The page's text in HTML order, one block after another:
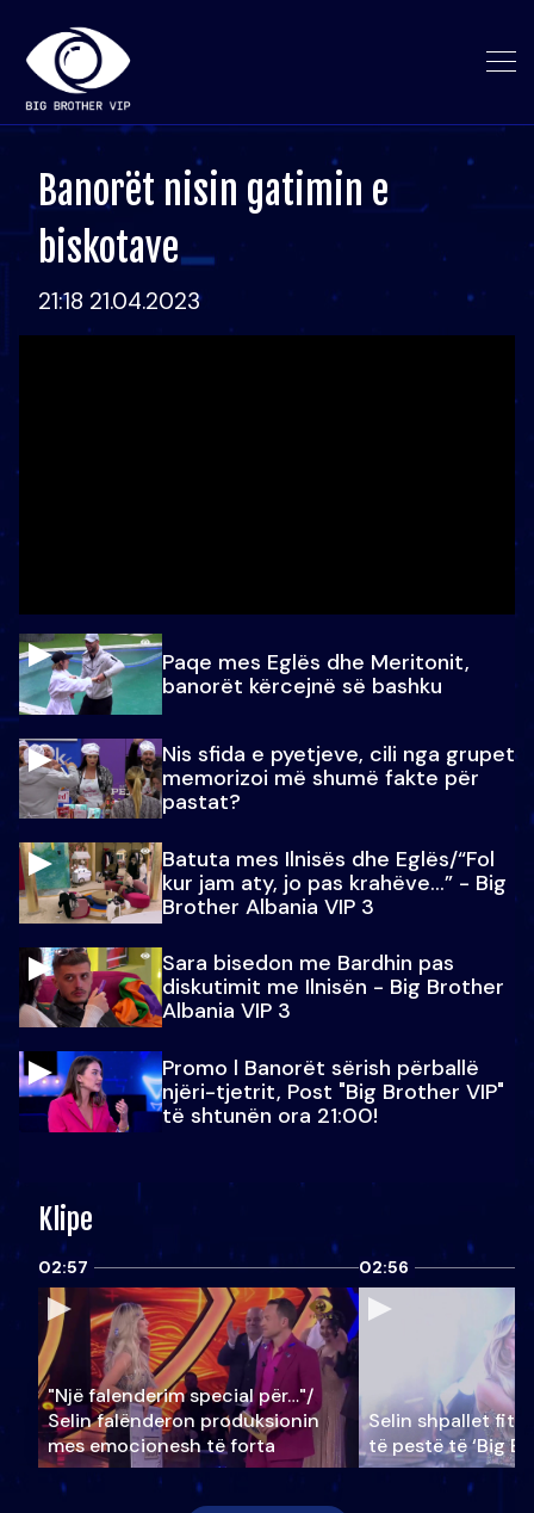
Banorët nisin gatimin e
biskotave
21:18 21.04.2023
Paqe mes Eglës dhe Meritonit,
banorët kërcejnë së bashku
Nis sfida e pyetjeve, cili nga grupet
memorizoi më shumë fakte për
pastat?
Batuta mes Ilnisës dhe Eglës/“Fol
kur jam aty, jo pas krahëve…” - Big
Brother Albania VIP 3
Sara bisedon me Bardhin pas
diskutimit me Ilnisën - Big Brother
Albania VIP 3
Promo l Banorët sërish përballë
njëri-tjetrit, Post "Big Brother VIP"
të shtunën ora 21:00!
Klipe
02:57
"Një falenderim special për…"/
Selin falënderon produksionin
mes emocionesh të forta
02:56
Selin shpallet
të pestë të ‘Big